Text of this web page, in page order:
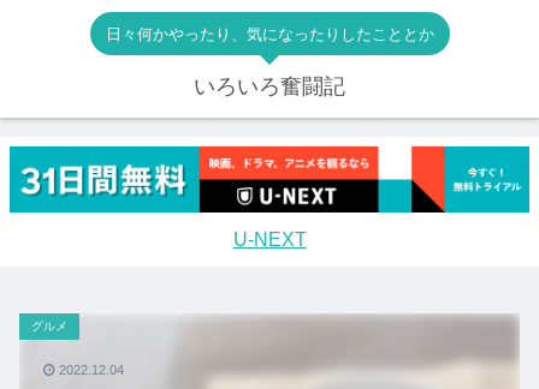
日々何かやったり、気になったりしたこととか
いろいろ奮闘記
U-NEXT
グルメ
2022.12.04